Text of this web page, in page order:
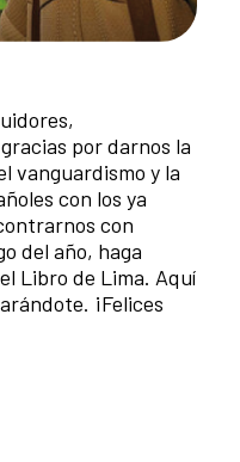
por darnos la
vanguardismo y la
con los ya
con
del año, haga
Libro de Lima. Aquí
¡Felices